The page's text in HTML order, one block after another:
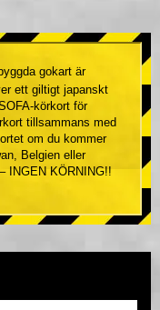
gokart är
ett giltigt japanskt
körkort för
tillsammans med
om du kommer
Belgien eller
INGEN KÖRNING!!